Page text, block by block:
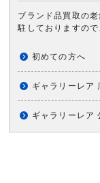
ブランド品買取の
駐しておりますの
初めての方へ
ギャラリーレア
ギャラリーレア